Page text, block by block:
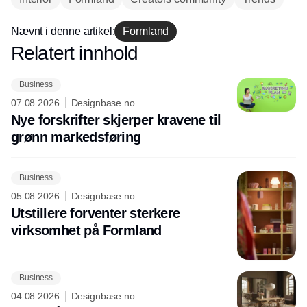
Formland kan de besøkende oppleve og
la seg inspirere av trendene for den
kommende sesongen satt av Studio
FLYHELSTED, og det har vi selvfølgelig
bak The Mind Body Soul Retreat, der det
fokuseres på det åndelige og på å ha det
bra med seg selv, og det er det som
kreves for å være en god selger i
Nævnt i denne artikel: Formland
Annonce
Relatert innhold
Business
07.08.2026 Designbase.no
Nye forskrifter skjerper kravene til
grønn markedsføring
Business
05.08.2026 Designbase.no
Utstillere forventer sterkere
virksomhet på Formland
Business
04.08.2026 Designbase.no